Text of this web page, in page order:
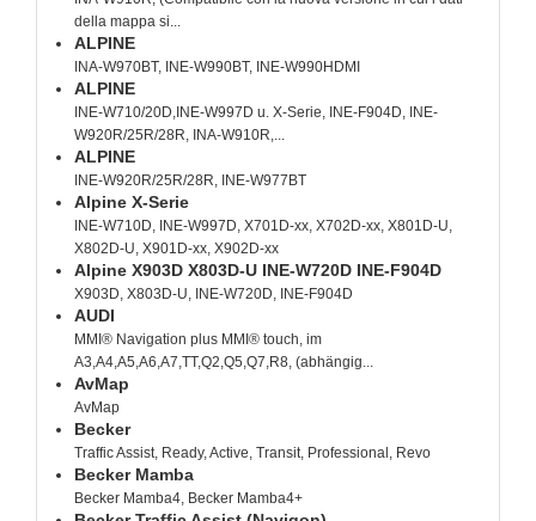
della mappa si...
ALPINE
INA-W970BT, INE-W990BT, INE-W990HDMI
ALPINE
INE-W710/20D,INE-W997D u. X-Serie, INE-F904D, INE-
W920R/25R/28R, INA-W910R,...
ALPINE
INE-W920R/25R/28R, INE-W977BT
Alpine X-Serie
INE-W710D, INE-W997D, X701D-xx, X702D-xx, X801D-U,
X802D-U, X901D-xx, X902D-xx
Alpine X903D X803D-U INE-W720D INE-F904D
X903D, X803D-U, INE-W720D, INE-F904D
AUDI
MMI® Navigation plus MMI® touch, im
A3,A4,A5,A6,A7,TT,Q2,Q5,Q7,R8, (abhängig...
AvMap
AvMap
Becker
Traffic Assist, Ready, Active, Transit, Professional, Revo
Becker Mamba
Becker Mamba4, Becker Mamba4+